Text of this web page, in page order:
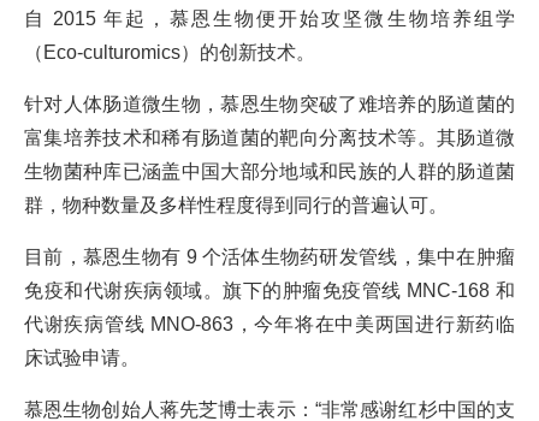
自 2015 年起，慕恩生物便开始攻坚微生物培养组学
（Eco-culturomics）的创新技术。
针对人体肠道微生物，慕恩生物突破了难培养的肠道菌的
富集培养技术和稀有肠道菌的靶向分离技术等。其肠道微
生物菌种库已涵盖中国大部分地域和民族的人群的肠道菌
群，物种数量及多样性程度得到同行的普遍认可。
目前，慕恩生物有 9 个活体生物药研发管线，集中在肿瘤
免疫和代谢疾病领域。旗下的肿瘤免疫管线 MNC-168 和
代谢疾病管线 MNO-863，今年将在中美两国进行新药临
床试验申请。
慕恩生物创始人蒋先芝博士表示：“非常感谢红杉中国的支